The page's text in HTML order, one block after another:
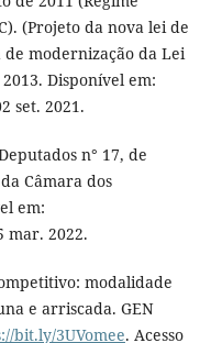
(Projeto da nova lei de
de modernização da Lei
Disponível em:
set. 2021.
n° 17, de
Câmara dos
em:
mar. 2022.
modalidade
e arriscada. GEN
bit.ly/3UVomee. Acesso